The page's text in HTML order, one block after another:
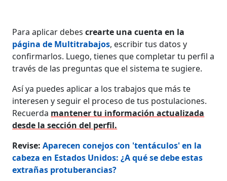
Para aplicar debescrearte una cuenta en la
página de Multitrabajos, escribir tus datos y
confirmarlos. Luego, tienes que completar tu perfil a
través de las preguntas que el sistema te sugiere.
Así ya puedes aplicar a los trabajos que más te
interesen y seguir el proceso de tus postulaciones.
Recuerda mantener tu información actualizada
desde la sección del perfil.
Revise:Aparecen conejos con 'tentáculos' en la
cabeza en Estados Unidos: ¿A qué se debe estas
extrañas protuberancias?